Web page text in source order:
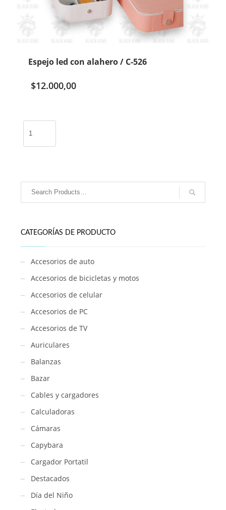
Espejo led con alahero / C-526
$12.000,00
con
cantidad
CATEGORÍAS DE PRODUCTO
Accesorios de auto
Accesorios de bicicletas y motos
Accesorios de celular
Accesorios de PC
Accesorios de TV
Auriculares
Balanzas
Bazar
Cables y cargadores
Calculadoras
Cámaras
Capybara
Cargador Portatil
Destacados
Día del Niño